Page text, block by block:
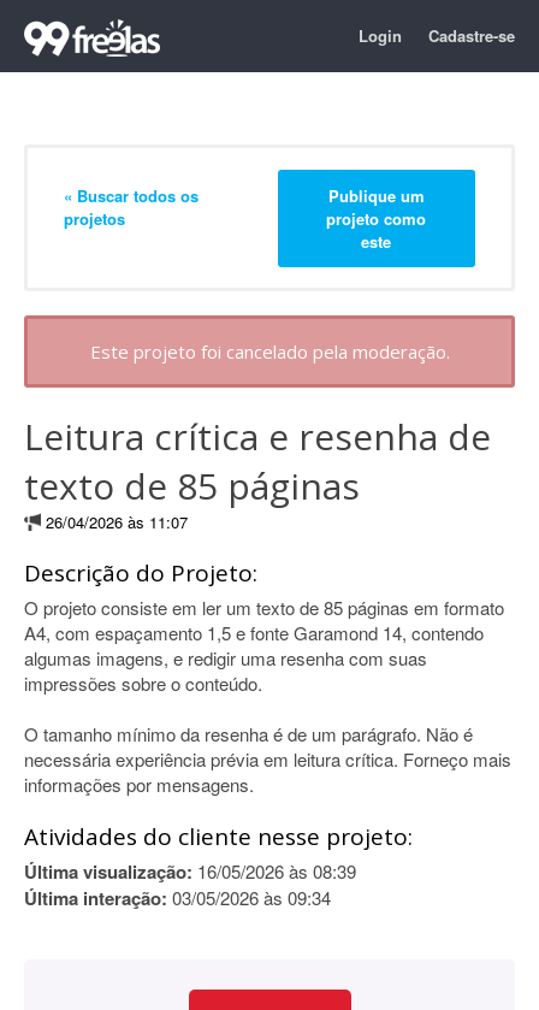
Login Cadastre-se
« Buscar todos os
projetos
Publique um
projeto como
este
Este projeto foi cancelado pela moderação.
Leitura crítica e resenha de
texto de 85 páginas
26/04/2026 às 11:07
Descrição do Projeto:
O projeto consiste em ler um texto de 85 páginas em formato
A4, com espaçamento 1,5 e fonte Garamond 14, contendo
algumas imagens, e redigir uma resenha com suas
impressões sobre o conteúdo.
O tamanho mínimo da resenha é de um parágrafo. Não é
necessária experiência prévia em leitura crítica. Forneço mais
informações por mensagens.
Atividades do cliente nesse projeto:
Última visualização: 16/05/2026 às 08:39
Última interação: 03/05/2026 às 09:34